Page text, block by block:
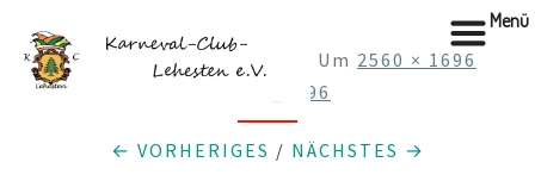
Skip
Veröffentlicht 3.02.2026 Um 2560 × 1696
DSC_0696
← VORHERIGES / NÄCHSTES →
Menü